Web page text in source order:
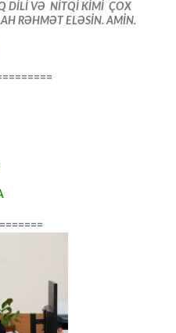
DİLİ VƏ NİTQİ KİMİ ÇOX
RƏHMƏT ELƏSİN. AMİN.